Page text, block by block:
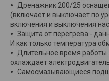
Дренажник 200/25
(включает и выключает по
включения и выключения
Защита от перегрева -
И как только температура
Длительное время работы
охлаждает
Самосмазывающиеся